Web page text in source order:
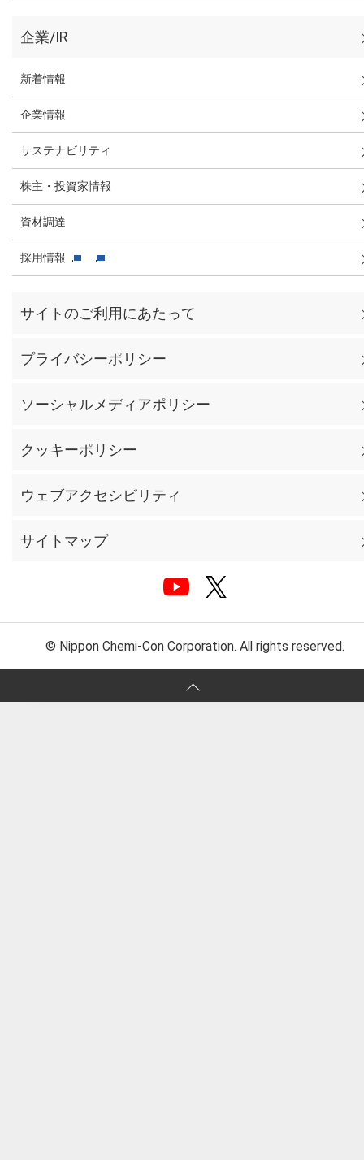
企業/IR
新着情報
企業情報
サステナビリティ
株主・投資家情報
資材調達
採用情報
サイトのご利用にあたって
プライバシーポリシー
ソーシャルメディアポリシー
クッキーポリシー
ウェブアクセシビリティ
サイトマップ
© Nippon Chemi-Con Corporation. All rights reserved.